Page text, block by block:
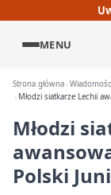
MENU
Strona główna
Młodzi siatkarze Lechii
Młodzi
Polski